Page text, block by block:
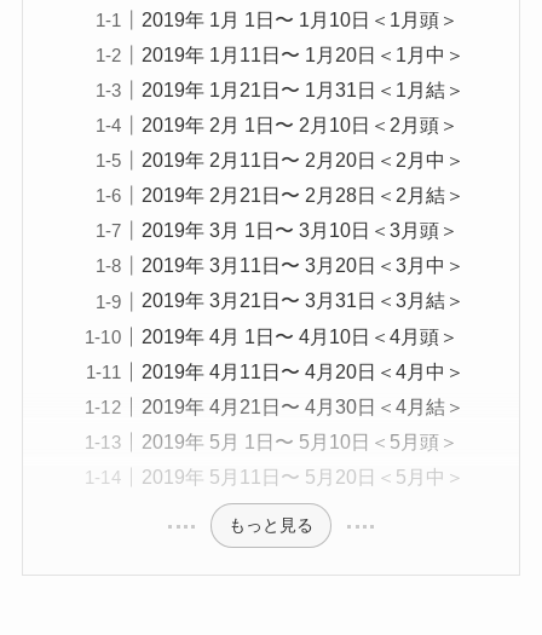
2019年 1月 1日〜 1月10日＜1月頭＞
2019年 1月11日〜 1月20日＜1月中＞
2019年 1月21日〜 1月31日＜1月結＞
2019年 2月 1日〜 2月10日＜2月頭＞
2019年 2月11日〜 2月20日＜2月中＞
2019年 2月21日〜 2月28日＜2月結＞
2019年 3月 1日〜 3月10日＜3月頭＞
2019年 3月11日〜 3月20日＜3月中＞
2019年 3月21日〜 3月31日＜3月結＞
2019年 4月 1日〜 4月10日＜4月頭＞
2019年 4月11日〜 4月20日＜4月中＞
2019年 4月21日〜 4月30日＜4月結＞
2019年 5月 1日〜 5月10日＜5月頭＞
2019年 5月11日〜 5月20日＜5月中＞
もっと見る